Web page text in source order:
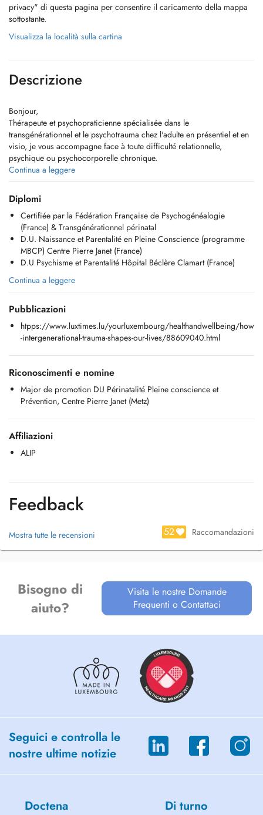
privacy" di questa pagina per consentire il caricamento della mappa
sottostante.
Visualizza la località sulla cartina
Descrizione
Bonjour,
Thérapeute et psychopraticienne spécialisée dans le
transgénérationnel et le psychotrauma chez l'adulte en présentiel et en
visio, je vous accompagne face à toute difficulté relationnelle,
psychique ou psychocorporelle chronique.
Motifs: physiques (notamment ORL/digestif/cutané), psychiques
(surtout troubles anxieux/dépressifs/obsessionnels/stress post
traumatique), relationnels (parents-bébé-jeune enfant, couple parental)
Infirmière pédiatrique et Accompagnante périnatale du projet bébé
aux 1ères années de vie de l'enfant, programme Naissance et
Parentalité en Pleine Conscience réalisé en présentiel ou visio.
Public: Adulte, couple parental ou en devenir, parent-bébé et jeune
enfant.
Suivi thérapeutique en travail collaboratif (intra et extra-hospitalier).
Certifiée par la Fédération Française de Psychogénéalogie
Transgénérationnel périnatal
D.U. Naissance et Parentalité en Pleine Conscience (programme
MBCP)
D.U Psychisme et Périnatalité
Réflexologie émotionnelle de libération des mémoires familiales de
vie intra-utérines et de naissance, périnatale et bébé affective
Massage "Phoenix" pour adulte post-thérapie ou post-
Deuil périnatal (parent et enfant)
Continua a leggere
Diplomi
Certifiée par la Fédération Française de Psychogénéalogie
(France) & Transgénérationnel périnatal
D.U. Naissance et Parentalité en Pleine Conscience (programme
MBCP) Centre Pierre Janet (France)
D.U Psychisme et Parentalité Hôpital Béclère Clamart (France)
Continua a leggere
Pubblicazioni
htpps://www.luxtimes.lu/yourluxembourg/healthandwellbeing/how
-intergenerational-trauma-shapes-our-lives/88609040.html
Riconoscimenti e nomine
Major de promotion DU Périnatalité Pleine conscience et
Prévention, Centre Pierre Janet (Metz)
Affiliazioni
ALIP
Feedback
Mostra tutte le recensioni 52 Raccomandazioni
Bisogno di
aiuto?
Visita le nostre Domande
Frequenti o Contattaci
Seguici e controlla le
nostre ultime notizie
Doctena Di turno